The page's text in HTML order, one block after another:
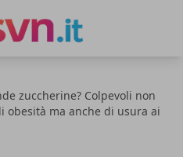
zuccherine? Colpevoli non
obesità ma anche di usura ai